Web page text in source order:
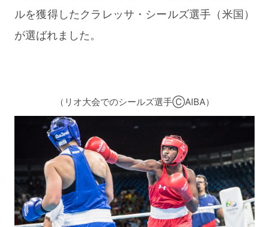
ルを獲得したクラレッサ・シールズ選手（米国）
が選ばれました。
（リオ大会でのシールズ選手ⒸAIBA）